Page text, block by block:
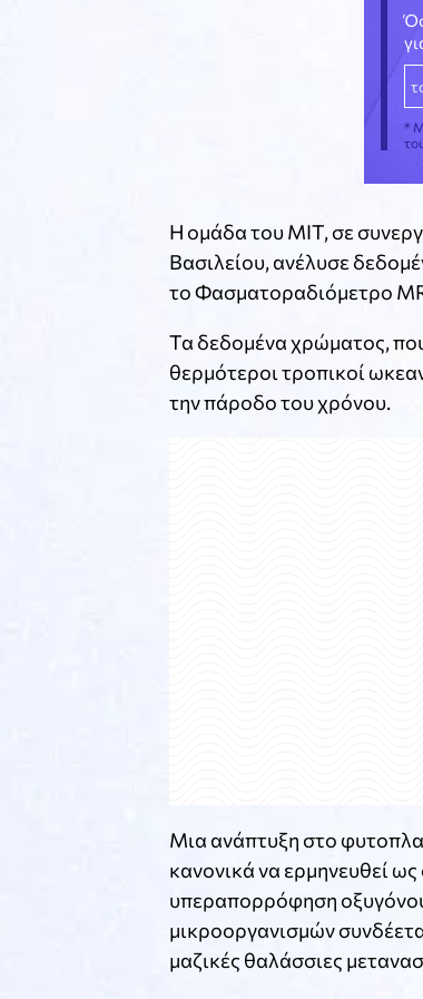
*
Η ομάδα του MIT, σε
Βασιλείου, ανέλυσε
το Φασματοραδιόμετρο
Τα δεδομένα χρώματος,
θερμότεροι τροπικοί
την πάροδο του χρόνου.
Μια ανάπτυξη στο
κανονικά να ερμηνευθεί
υπεραπορρόφηση
μικροοργανισμών
μαζικές θαλάσσιες